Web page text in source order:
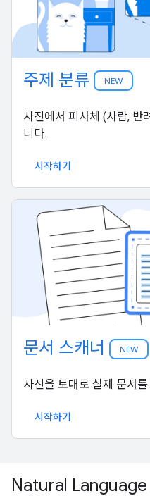
주제 분류 NEW
사진에서 피사체 (사람, 반
니다.
시작하기
문서 스캐너 NEW
사진을 토대로 실제 문서
시작하기
Natural Language